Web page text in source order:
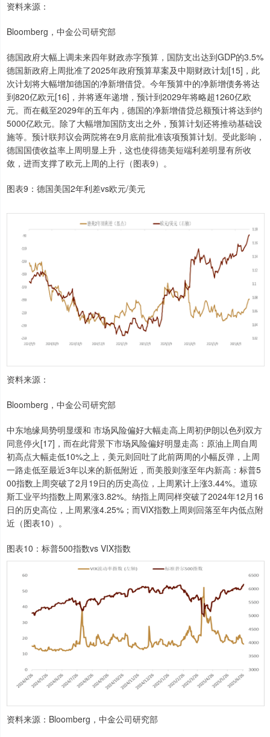
资料来源：
Bloomberg，中金公司研究部
德国政府大幅上调未来四年财政赤字预算，国防支出达到GDP的3.5%
德国新政府上周批准了2025年政府预算草案及中期财政计划[15]，此
次计划将大幅增加德国的净新增借贷。今年预算中的净新增债务将达
到820亿欧元[16]，并将逐年递增，预计到2029年将略超1260亿欧
元。而在截至2029年的五年内，德国的净新增借贷总额预计将达到约
5000亿欧元。除了大幅增加国防支出之外，预算计划还将推动基础设
施等。预计联邦议会两院将在9月底前批准该项预算计划。受此影响，
德国国债收益率上周明显上升，这也使得德美短端利差明显有所收
敛，进而支撑了欧元上周的上行（图表9）。
图表9：德国美国2年利差vs欧元/美元
资料来源：
Bloomberg，中金公司研究部
中东地缘局势明显缓和 市场风险偏好大幅走高上周初伊朗以色列双方
同意停火[17]，而在此背景下市场风险偏好明显走高：原油上周自周
初高点大幅走低10%之上，美元则回吐了此前两周的小幅反弹，上周
一路走低至最近3年以来的新低附近，而美股则涨至年内新高：标普5
00指数上周突破了2月19日的历史高位，上周累计上涨3.44%。道琼
斯工业平均指数上周累涨3.82%。纳指上周同样突破了2024年12月16
日的历史高位，上周累涨4.25%；而VIX指数上周则回落至年内低点附
近（图表10）。
图表10：标普500指数vs VIX指数
资料来源：Bloomberg，中金公司研究部